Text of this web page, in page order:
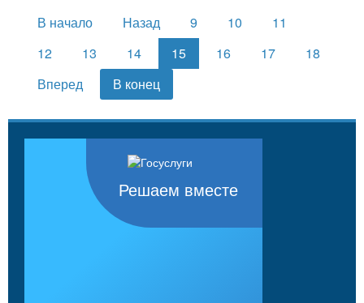
В начало Назад 9 10
11
12
13 14 15 16 17
18
Вперед
В конец
Решаем вместе